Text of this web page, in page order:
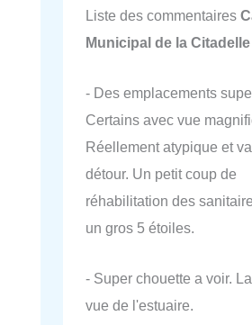
Liste des commentaires
Municipal de la Citadelle
- Des emplacements
Certains avec vue
Réellement atypique et
détour. Un petit coup de
réhabilitation des
un gros 5 étoiles.
- Super chouette a voir.
vue de l'estuaire.